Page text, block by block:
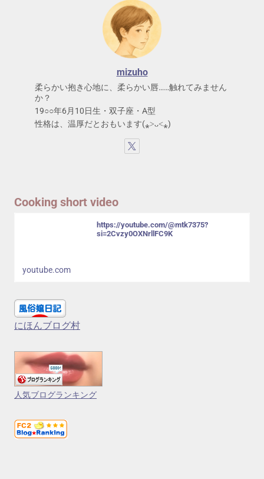
mizuho
柔らかい抱き心地に、柔らかい唇……触れてみません
か？
19○○年6月10日生・双子座・A型
性格は、温厚だとおもいます(⁎˃ᴗ˂⁎)
Cooking short video
https://youtube.com/@mtk7375?
si=2Cvzy0OXNrllFC9K
youtube.com
にほんブログ村
人気ブログランキング